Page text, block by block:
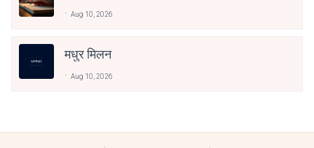
Aug 10, 2026
मधुर मिलन
Aug 10, 2026